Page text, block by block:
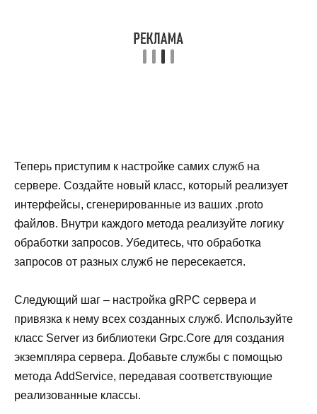
Теперь приступим к настройке самих служб на
сервере. Создайте новый класс, который реализует
интерфейсы, сгенерированные из ваших .proto
файлов. Внутри каждого метода реализуйте логику
обработки запросов. Убедитесь, что обработка
запросов от разных служб не пересекается.
Следующий шаг – настройка gRPC сервера и
привязка к нему всех созданных служб. Используйте
класс Server из библиотеки Grpc.Core для создания
экземпляра сервера. Добавьте службы с помощью
метода AddService, передавая соответствующие
реализованные классы.